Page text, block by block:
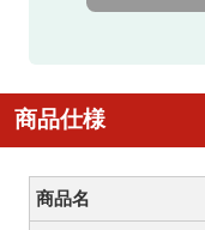
商品仕様
商品名